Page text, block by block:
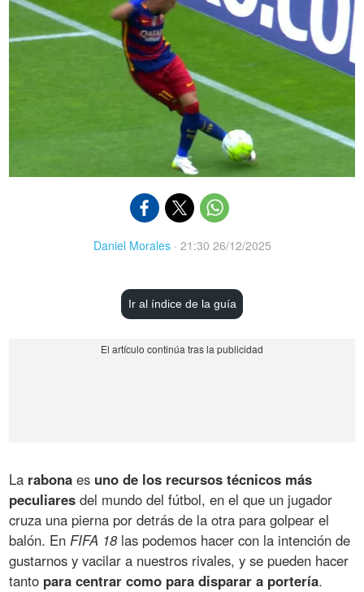
Daniel Morales· 21:30 26/12/2025
Ir al índice de la guía
La rabona es uno de los recursos técnicos más
peculiares del mundo del fútbol, en el que un jugador
cruza una pierna por detrás de la otra para golpear el
balón. EnFIFA 18las podemos hacer con la intención de
gustarnos y vacilar a nuestros rivales, y se pueden hacer
tanto para centrar como para disparar a portería.